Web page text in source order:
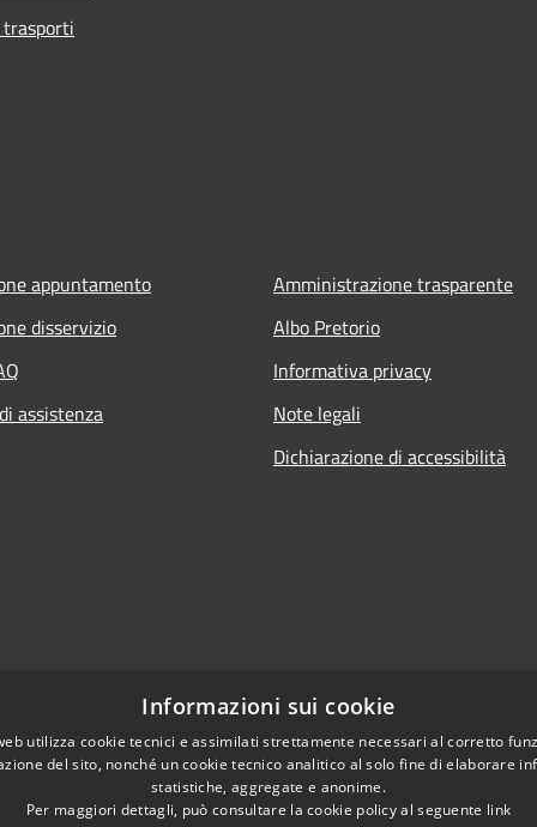
appuntamento
disservizio
assistenza
Amministrazione trasparente
Albo Pretorio
Informativa privacy
Note legali
Dichiarazione di accessibilità
Informazioni sui cookie
utilizza cookie tecnici e assimilati strettamente necessari al corretto
del sito, nonché un cookie tecnico analitico al solo fine di elaborare
statistiche, aggregate e anonime.
Per maggiori dettagli, può consultare la cookie policy al seguente link